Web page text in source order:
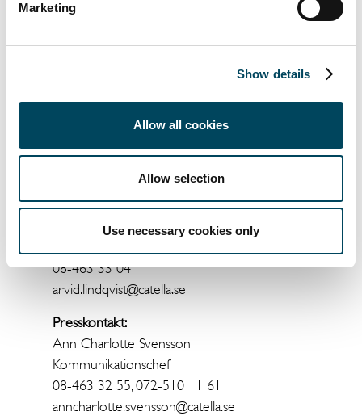
Marketing
Show details
Allow all cookies
Allow selection
Use necessary cookies only
upplaga ingår även en analys av
Martin Malhotra
Projektledare
Arvid Lindqvist
08-463 33 04
arvid.lindqvist@catella.se
Presskontakt:
Ann Charlotte Svensson
Kommunikationschef
08-463 32 55, 072-510 11 61
anncharlotte.svensson@catella.se